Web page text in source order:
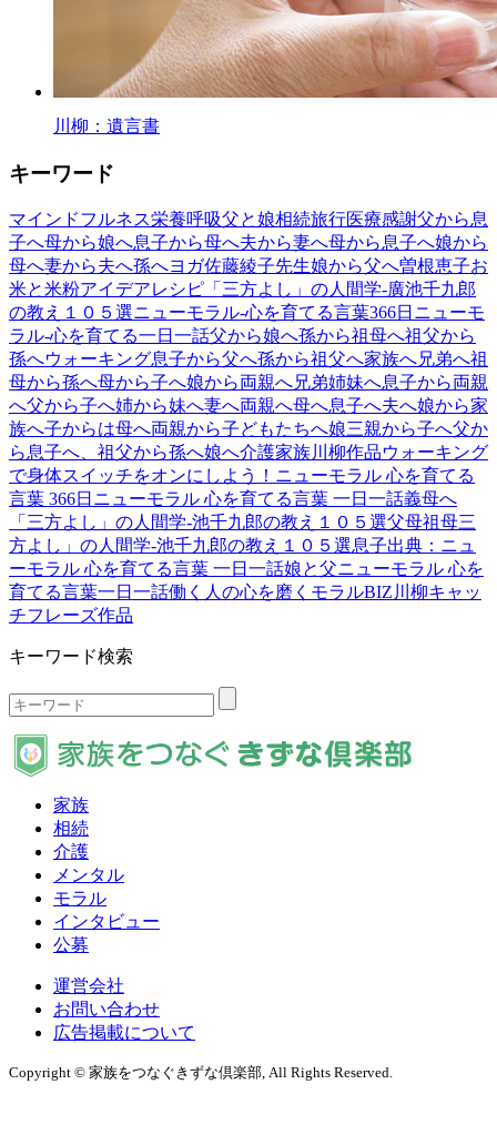
川柳：遺言書
キーワード
マインドフルネス栄養呼吸父と娘相続旅行医療感謝父から息
子へ母から娘へ息子から母へ夫から妻へ母から息子へ娘から
母へ妻から夫へ孫へヨガ佐藤綾子先生娘から父へ曽根恵子お
米と米粉アイデアレシピ 「三方よし」の人間学-廣池千九郎
の教え１０５選ニューモラル-心を育てる言葉366日 ニューモ
ラル-心を育てる一日一話父から娘へ孫から祖母へ祖父から
孫へウォーキング息子から父へ孫から祖父へ家族へ兄弟へ祖
母から孫へ母から子へ娘から両親へ兄弟姉妹へ息子から両親
へ父から子へ姉から妹へ妻へ両親へ母へ息子へ夫へ娘から家
族へ子からは母へ両親から子どもたちへ娘三親から子へ父か
ら息子へ、祖父から孫へ娘へ介護家族川柳作品ウォーキング
で身体スイッチをオンにしよう！ ニューモラル 心を育てる
言葉 366日 ニューモラル 心を育てる言葉 一日一話義母へ
「三方よし」の人間学-池千九郎の教え１０５選父母祖母三
方よし」の人間学-池千九郎の教え１０５選息子出典：ニュ
ーモラル 心を育てる言葉 一日一話娘と父ニューモラル 心を
育てる言葉一日一話働く人の心を磨くモラルBIZ 川柳キャッ
チフレーズ作品
キーワード検索
家族
相続
介護
メンタル
モラル
インタビュー
公募
運営会社
お問い合わせ
広告掲載について
Copyright © 家族をつなぐきずな倶楽部, All Rights Reserved.